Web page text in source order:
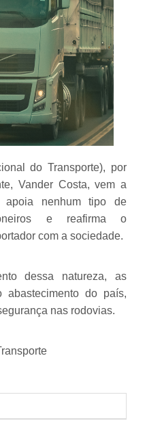
do Transporte), por
Vander Costa, vem a
apoia nenhum tipo de
e reafirma o
com a sociedade.
dessa natureza, as
abastecimento do país,
nas rodovias.